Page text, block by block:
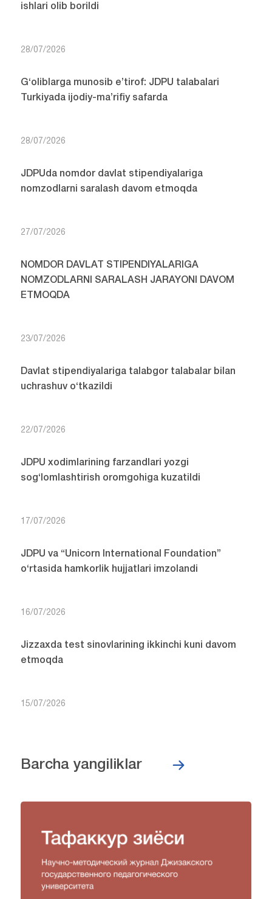
ishlari olib borildi
28/07/2026
G‘oliblarga munosib e’tirof: JDPU talabalari
Turkiyada ijodiy-ma’rifiy safarda
28/07/2026
JDPUda nomdor davlat stipendiyalariga
nomzodlarni saralash davom etmoqda
27/07/2026
NOMDOR DAVLAT STIPENDIYALARIGA
NOMZODLARNI SARALASH JARAYONI DAVOM
ETMOQDA
23/07/2026
Davlat stipendiyalariga talabgor talabalar bilan
uchrashuv o‘tkazildi
22/07/2026
JDPU xodimlarining farzandlari yozgi
sog‘lomlashtirish oromgohiga kuzatildi
17/07/2026
JDPU va “Unicorn International Foundation”
o‘rtasida hamkorlik hujjatlari imzolandi
16/07/2026
Jizzaxda test sinovlarining ikkinchi kuni davom
etmoqda
15/07/2026
Barcha yangiliklar